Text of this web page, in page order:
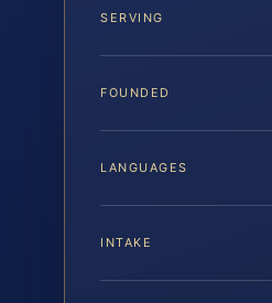
SERVING
FOUNDED
LANGUAGES
INTAKE